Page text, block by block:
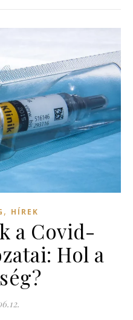
, HÍREK
a Covid-
Hol a